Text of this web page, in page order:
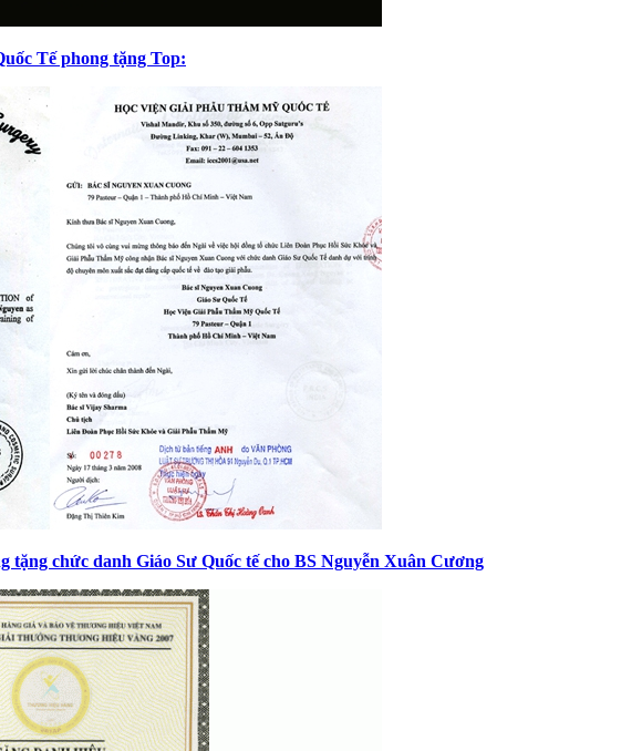
Tế phong tặng Top:
chức danh Giáo Sư Quốc tế cho BS Nguyễn Xuân Cương